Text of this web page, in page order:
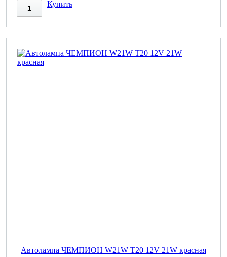
Купить
Автолампа ЧЕМПИОН W21W T20 12V 21W красная